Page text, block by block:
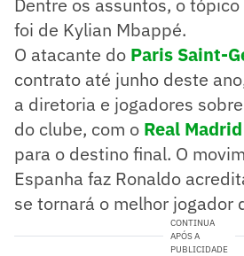
foi de Kylian Mbappé.
O atacante do Paris Saint-
contrato até junho deste
a diretoria e jogadores
do clube, com o Real Madrid
para o destino final. O
Espanha faz Ronaldo
se tornará o melhor jogador
CONTINUA
APÓS A
PUBLICIDADE